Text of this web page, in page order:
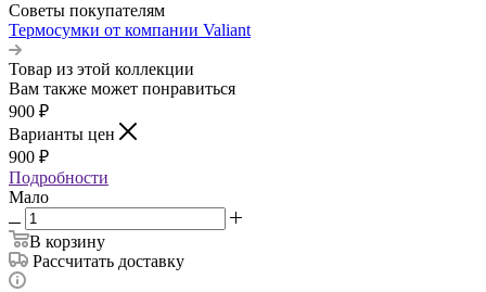
Советы покупателям
Термосумки от компании Valiant
Товар из этой коллекции
Вам также может понравиться
900 ₽
Варианты цен
900 ₽
Подробности
Мало
В корзину
Рассчитать доставку